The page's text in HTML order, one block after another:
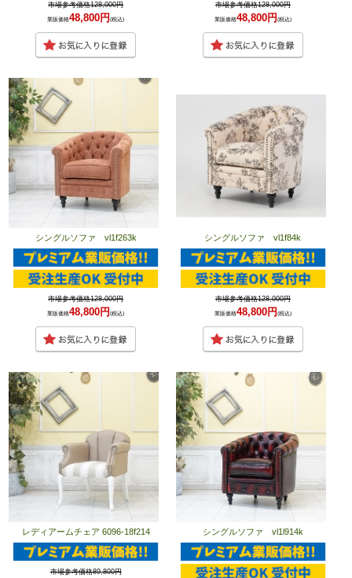
市場参考価格128,000円
業販価格48,800円(税込)
市場参考価格128,000円
業販価格48,800円 (税込)
シングルソファ vl1f263k
市場参考価格128,000円
業販価格48,800円(税込)
シングルソファ vl1f84k
市場参考価格128,000円
業販価格48,800円 (税込)
レディアームチェア 6096-18f214
市場参考価格89,800円
シングルソファ vl1l914k